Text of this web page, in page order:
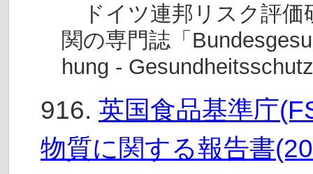
ドイツ連邦リスク評価
関の専門誌「
hung - Gesundheitsschutz
916. 英国食品基準庁
物質に関する報告書